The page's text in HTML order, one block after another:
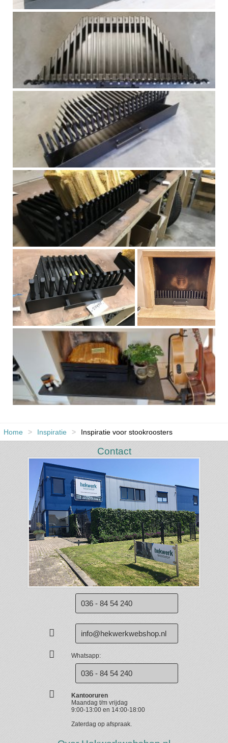
Home > Inspiratie > Inspiratie voor stookroosters
Contact
036 - 84 54 240
info@hekwerkwebshop.nl
Whatsapp:
036 - 84 54 240
Kantooruren
Maandag t/m vrijdag
9:00-13:00 en 14:00-18:00
Zaterdag op afspraak.